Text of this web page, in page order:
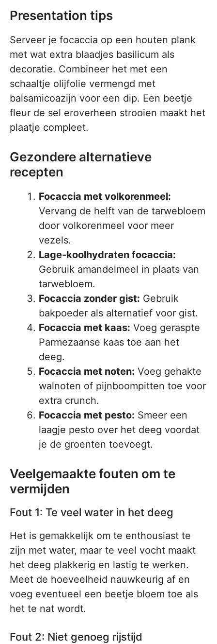
Presentation tips
Serveer je focaccia op een houten plank
met wat extra blaadjes basilicum als
decoratie. Combineer het met een
schaaltje olijfolie vermengd met
balsamicoazijn voor een dip. Een beetje
fleur de sel eroverheen strooien maakt het
plaatje compleet.
Gezondere alternatieve
recepten
Focaccia met volkorenmeel:
Vervang de helft van de tarwebloem
door volkorenmeel voor meer
vezels.
Lage-koolhydraten focaccia:
Gebruik amandelmeel in plaats van
tarwebloem.
Focaccia zonder gist: Gebruik
bakpoeder als alternatief voor gist.
Focaccia met kaas: Voeg geraspte
Parmezaanse kaas toe aan het
deeg.
Focaccia met noten: Voeg gehakte
walnoten of pijnboompitten toe voor
extra crunch.
Focaccia met pesto: Smeer een
laagje pesto over het deeg voordat
je de groenten toevoegt.
Veelgemaakte fouten om te
vermijden
Fout 1: Te veel water in het deeg
Het is gemakkelijk om te enthousiast te
zijn met water, maar te veel vocht maakt
het deeg plakkerig en lastig te werken.
Meet de hoeveelheid nauwkeurig af en
voeg eventueel een beetje bloem toe als
het te nat wordt.
Fout 2: Niet genoeg rijstijd